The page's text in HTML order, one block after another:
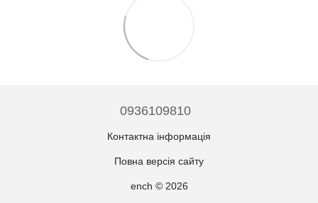
0936109810
Контактна інформація
Повна версія сайту
ench © 2026